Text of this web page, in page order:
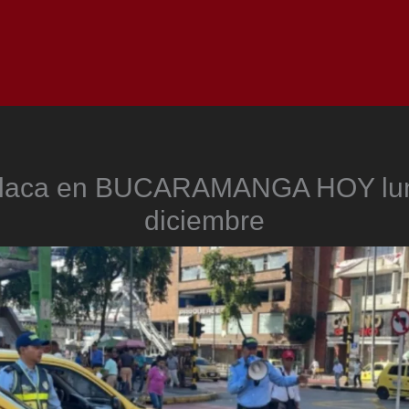
en BUCARAMANGA HOY
diciembre